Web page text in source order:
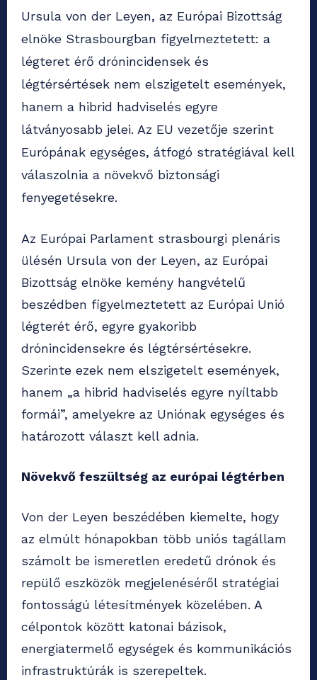
Ursula von der Leyen, az Európai Bizottság
elnöke Strasbourgban figyelmeztetett: a
légteret érő drónincidensek és
légtérsértések nem elszigetelt események,
hanem a hibrid hadviselés egyre
látványosabb jelei. Az EU vezetője szerint
Európának egységes, átfogó stratégiával kell
válaszolnia a növekvő biztonsági
fenyegetésekre.
Az Európai Parlament strasbourgi plenáris
ülésén Ursula von der Leyen, az Európai
Bizottság elnöke kemény hangvételű
beszédben figyelmeztetett az Európai Unió
légterét érő, egyre gyakoribb
drónincidensekre és légtérsértésekre.
Szerinte ezek nem elszigetelt események,
hanem „a hibrid hadviselés egyre nyíltabb
formái”, amelyekre az Uniónak egységes és
határozott választ kell adnia.
Növekvő feszültség az európai légtérben
Von der Leyen beszédében kiemelte, hogy
az elmúlt hónapokban több uniós tagállam
számolt be ismeretlen eredetű drónok és
repülő eszközök megjelenéséről stratégiai
fontosságú létesítmények közelében. A
célpontok között katonai bázisok,
energiatermelő egységek és kommunikációs
infrastruktúrák is szerepeltek.